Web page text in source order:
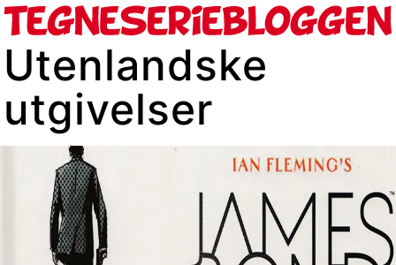
Utenlandske
utgivelser